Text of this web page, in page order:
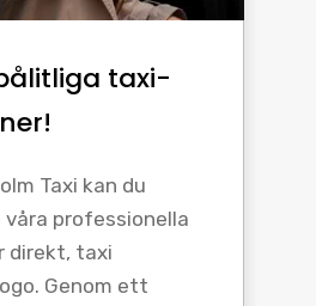
taxi-
Taxi kan du
professionella
direkt, taxi
Genom ett